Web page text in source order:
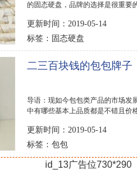
的固态硬盘，品牌的选择是很重要
更新时间：2019-05-14
标签： 固态硬盘
二三百块钱的包包牌子
导语：现如今包包类产品的市场发
中有哪些基本上品质都是不错且价
更新时间：2019-05-14
标签： 包包
id_13广告位730*290